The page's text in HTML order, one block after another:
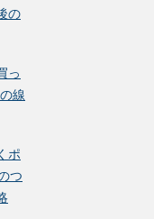
の
っ
線
ポ
つ